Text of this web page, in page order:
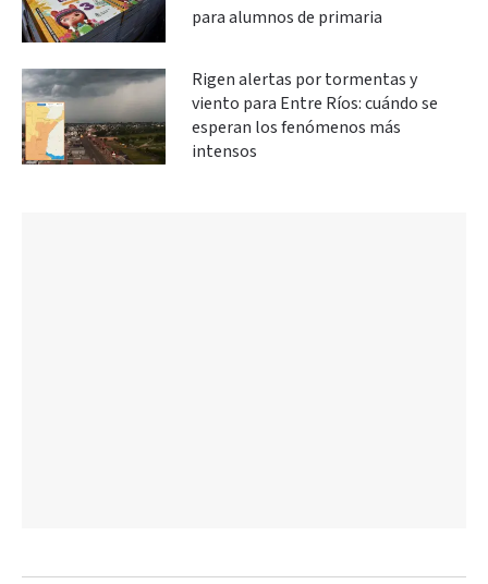
para alumnos de primaria
Rigen alertas por tormentas y
viento para Entre Ríos: cuándo se
esperan los fenómenos más
intensos